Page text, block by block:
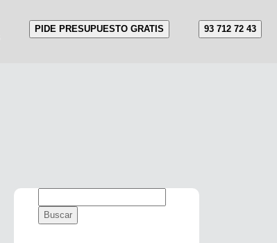
PIDE PRESUPUESTO GRATIS 93 712 72 43